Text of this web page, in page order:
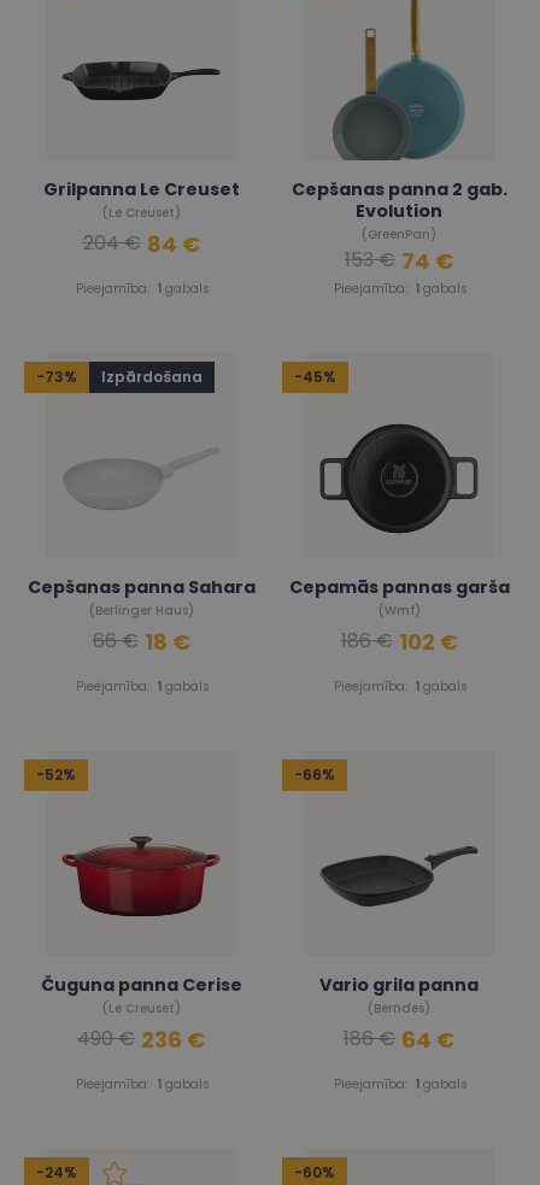
Grilpanna Le Creuset
(Le Creuset)
Pieejamība: 1 gabals
204 € 84 €
Cepšanas panna 2 gab.
Evolution
(GreenPan)
Pieejamība: 1 gabals
153 € 74 €
-73% Izpārdošana
Cepšanas panna Sahara
(Berlinger Haus)
Pieejamība: 1 gabals
66 € 18 €
-45%
Cepamās pannas garša
(Wmf)
Pieejamība: 1 gabals
186 € 102 €
-52%
Čuguna panna Cerise
(Le Creuset)
Pieejamība: 1 gabals
490 € 236 €
-66%
Vario grila panna
(Berndes)
Pieejamība: 1 gabals
186 € 64 €
-24% -60%